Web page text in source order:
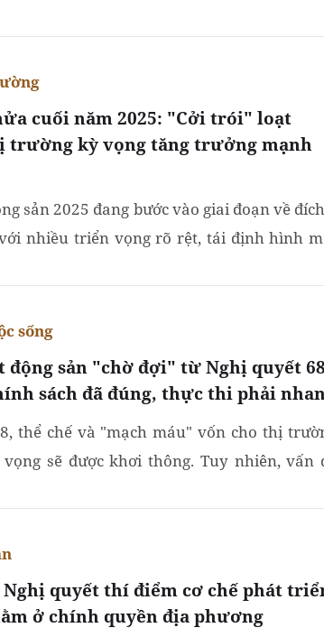
cuối năm 2025: "Cởi trói" loạt
trường kỳ vọng tăng trưởng mạnh
sản 2025 đang bước vào giai đoạn về
nhiều triển vọng rõ rệt, tái định hình
sản "chờ đợi" từ Nghị quyết
sách đã đúng, thực thi phải
sống
thể chế và "mạch máu" vốn cho thị
sẽ được khơi thông. Tuy nhiên, vấn
Nghị quyết thí điểm cơ chế phát
ở chính quyền địa phương